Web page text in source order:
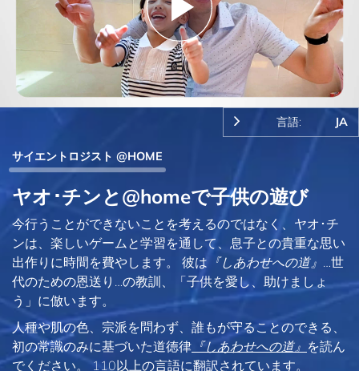
Play
Video
言語: JA
サイエントロジスト @HOME
ヤオ･チンと@homeで子供の遊び
今行うことができないことを考えるのではなく、ヤオ･チ
ンは、楽しいゲームと学習を通して、息子との貴重な思い
出作りに時間を費やします。 彼は 『しあわせへの道』
…世
代のための恩送り…の教訓、「子供を愛し、助けましょ
う」に倣います。
人種や肌の色、宗派を問わず、誰もが守ることのできる、
初の常識のみに基づいた道徳律 『しあわせへの道』 を読ん
でください。 110以上の言語に翻訳されています。